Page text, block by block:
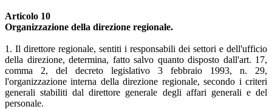
Articolo 10
Organizzazione della direzione regionale.
1. Il direttore regionale, sentiti i responsabili dei settori e dell'ufficio
della direzione, determina, fatto salvo quanto disposto dall'art. 17,
comma 2, del decreto legislativo 3 febbraio 1993, n. 29,
l'organizzazione interna della direzione regionale, secondo i criteri
generali stabiliti dal direttore generale degli affari generali e del
personale.